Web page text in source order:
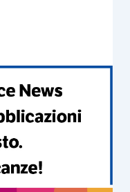
nell’ambito del
dell’Ati
del soggetto
sarà applicato il
Iva
.